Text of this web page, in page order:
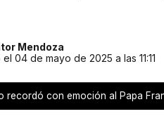
Mendoza
04 de mayo de 2025 a las 11:11
recordó con emoción al Papa